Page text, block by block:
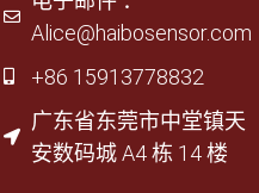
Alice@haibosensor.com
+86 15913778832
广东省东莞市中堂镇天
安数码城 A4 栋 14 楼